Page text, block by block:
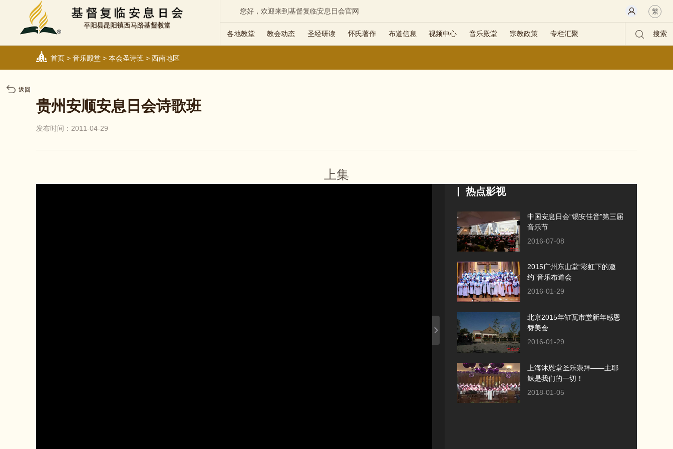
您好，欢迎来到基督复临安息日会官网 繁
各地教堂 教会动态 圣经研读 怀氏著作 布道信息 视频中心 音乐殿堂 宗教政策 专栏汇聚 搜索
首页> 音乐殿堂> 本会圣诗班 > 西南地区
返回
贵州安顺安息日会诗歌班
发布时间：2011-04-29
上集
热点影视
中国安息日会“锡安佳音”第三届
音乐节
2016-07-08
2015广州东山堂“彩虹下的邀
约”音乐布道会
2016-01-29
北京2015年缸瓦市堂新年感恩
赞美会
2016-01-29
上海沐恩堂圣乐崇拜——主耶
稣是我们的一切！
2018-01-05